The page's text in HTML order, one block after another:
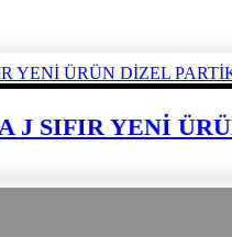
J SIFIR YENİ